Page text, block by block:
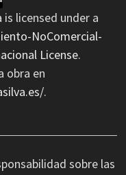
is licensed under a
NoComercial-
License.
obra en
.
sobre las